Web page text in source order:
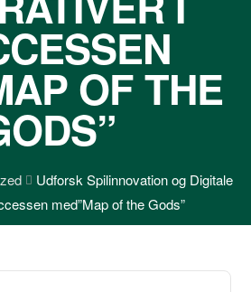
OF THE
Udforsk Spilinnovation og Digitale
med”Map of the Gods”